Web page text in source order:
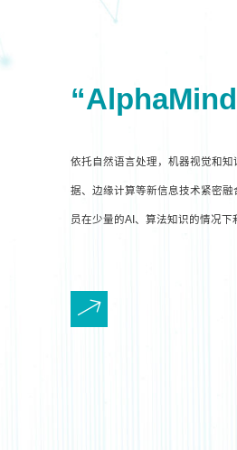
依托自然语言处理，机器视觉和
据、边缘计算等新信息技术紧密
员在少量的AI、算法知识的情况下